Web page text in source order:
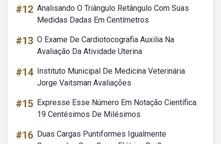
#12 Analisando O Triângulo Retângulo Com Suas
Medidas Dadas Em Centímetros
#13 O Exame De Cardiotocografia Auxilia Na
Avaliação Da Atividade Uterina
#14 Instituto Municipal De Medicina Veterinária
Jorge Vaitsman Avaliações
#15 Expresse Esse Número Em Notação Científica.
19 Centésimos De Milésimos
#16 Duas Cargas Puntiformes Igualmente